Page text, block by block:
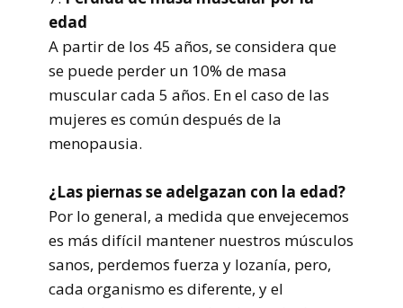
edad
A partir de los 45 años, se considera que
se puede perder un 10% de masa
muscular cada 5 años. En el caso de las
mujeres es común después de la
menopausia.
¿Las piernas se adelgazan con la edad?
Por lo general, a medida que envejecemos
es más difícil mantener nuestros músculos
sanos, perdemos fuerza y lozanía, pero,
cada organismo es diferente, y el